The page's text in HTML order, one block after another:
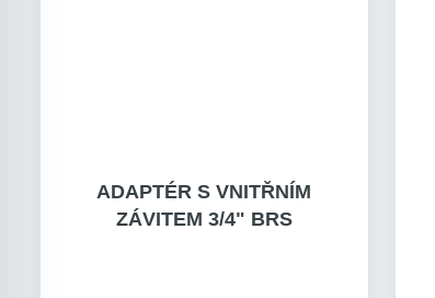
ADAPTÉR S VNITŘNÍM
ZÁVITEM 3/4" BRS